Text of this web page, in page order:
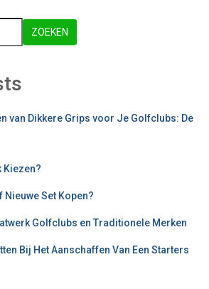
ZOEKEN
van Dikkere Grips voor Je Golfclubs: De
Kiezen?
Set Kopen?
Golfclubs en Traditionele Merken
Bij Het Aanschaffen Van Een Starters